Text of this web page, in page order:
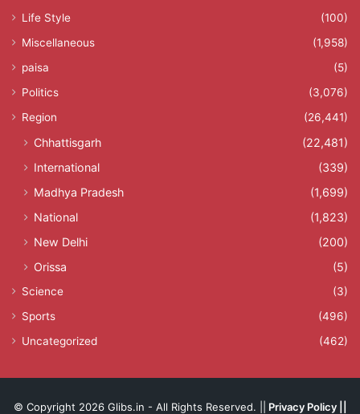
Life Style
(100)
Miscellaneous
(1,958)
paisa
(5)
Politics
(3,076)
Region
(26,441)
Chhattisgarh
(22,481)
International
(339)
Madhya Pradesh
(1,699)
National
(1,823)
New Delhi
(200)
Orissa
(5)
Science
(3)
Sports
(496)
Uncategorized
(462)
© Copyright 2026 Glibs.in - All Rights Reserved. || Privacy Policy||